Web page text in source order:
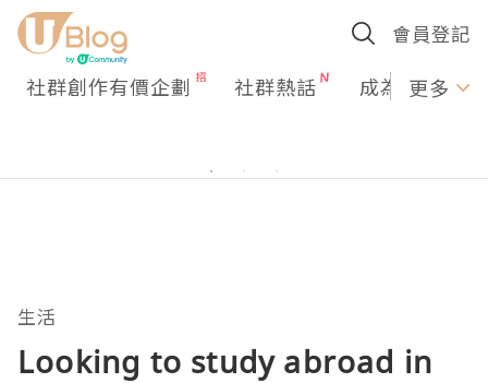
會員登記
社群創作有價企劃 社群熱話 成為U更多
生活
Looking to study abroad in